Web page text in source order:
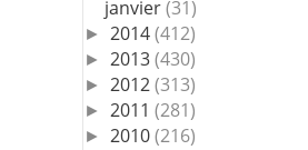
janvier(31)
► 2014(412)
► 2013(430)
► 2012(313)
► 2011 (281)
► 2010(216)